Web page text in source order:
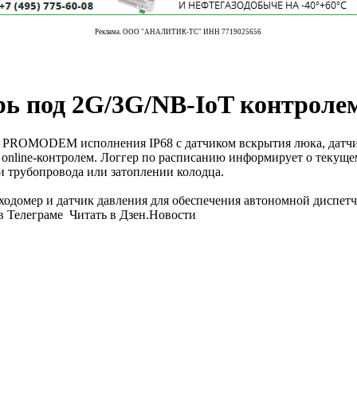
Реклама. ООО "АНАЛИТИК-ТС" ИНН 7719025656
под 2G/3G/NB-IoT
исполнения IP68 с датчиком вскрытия люка,
online-контролем. Логгер по расписанию информирует о
или затоплении колодца.
и датчик давления для обеспечения автономной
Читать в Дзен.Новости